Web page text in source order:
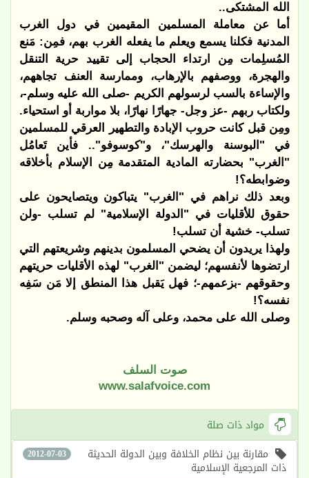
الله المشتكى..
أما عن معاملة المسلمين المقيمين في دول الغرب
المدنية فكلنا يسمع ويعلم ما يفعله الغرب بهم، فمِن: مَنع
المُسلِمات مِن ارتداء الحجاب إلى تقييد حرية التنقل
والهجرة، ووصفهم بالإرهاب، وممارسة العنف تجاههم،
والإساءة بالسب لرسولهم الكريم -صلى الله عليه وسلم-،
ولكتاب ربهم -عز وجل- جهارًا نهارًا، بلا مواربة أو استحياء.
ومِن قبل كانت حروب الإبادة والتطهير العرقي للمسلمين
في "البوسنة والهرسك"، و"كوسوفو".. فأين تَعامُل
"الغرب" بحضارته المادية المتقدمة مِن الإسلام بأخلاقه
وضوابطه؟!
وبعد ذلك نراهم في "الغرب" يتباكون ويتصايحون على
حقوق للأقليات في "الدولة الإسلامية" لم تسلب -ولن
تسلب- خشية أن تسلب!
ولهذا يريدون أن يضحي المسلمون بدينهم وشريعتهم التي
ارتضوها لأنفسهم؛ ليضمن "الغرب" لهذه الأقليات حريتهم
وحقوقهم -بزعمهم-؛ فهل يَقبل هذا المنطق إلا مَن سَفِه
نفسه؟!
وصلى الله على محمد، وعلى آله وصحبه وسلم.
صوت السلف
www.salafvoice.com
مواد ذات صلة
2012-07-03 مقارنة بين نظام الخلافة وبين الدولة الحديثة
ذات المرجعية الإسلامية